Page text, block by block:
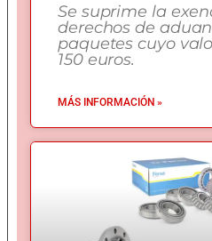
Se suprime la
derechos de
paquetes cuyo
150 euros.
MÁS INFORMACIÓN »